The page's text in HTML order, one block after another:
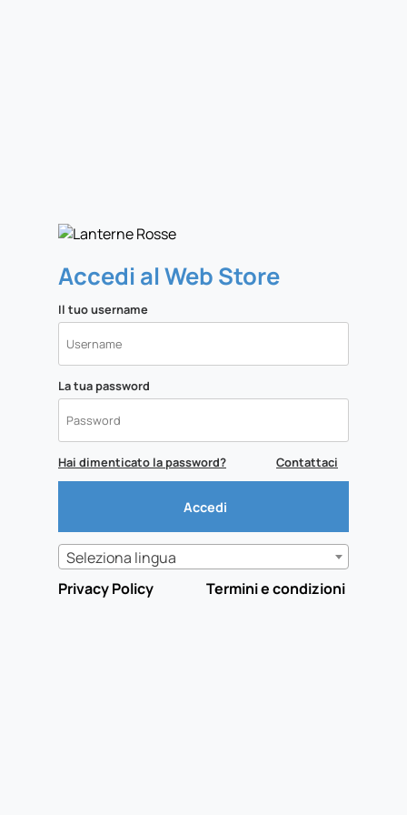
Accedi al Web Store
Il tuo username
La tua password
Hai dimenticato la password? Contattaci
Seleziona lingua
Privacy Policy
Termini e condizioni